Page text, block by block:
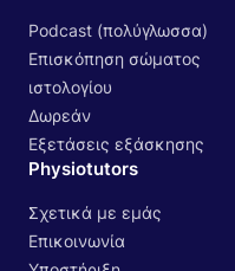
Podcast (πολύγλωσσα)
Επισκόπηση σώματος
ιστολογίου
Δωρεάν
Εξετάσεις εξάσκησης
Physiotutors
Σχετικά με εμάς
Επικοινωνία